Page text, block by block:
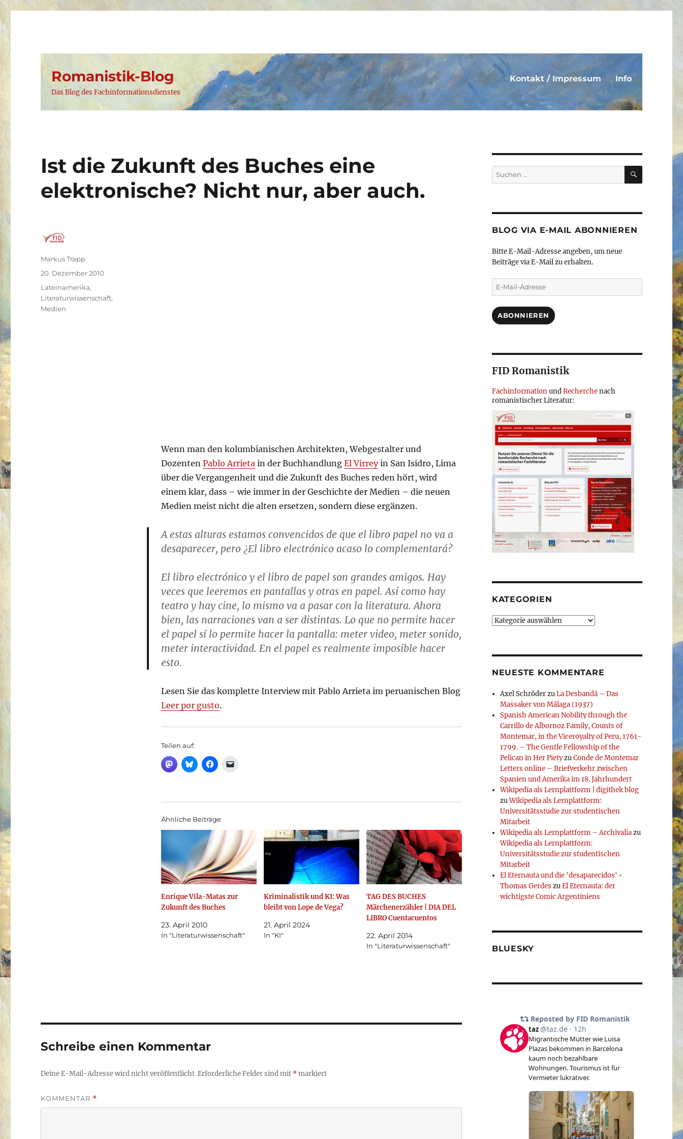
Romanistik-Blog
Das Blog des Fachinformationsdienstes
Kontakt / Impressum Info
Ist die Zukunft des Buches eine
elektronische? Nicht nur, aber auch.
Wenn man den kolumbianischen Architekten, Webgestalter und
Dozenten Pablo Arrietain der Buchhandlung El Virreyin San Isidro, Lima
über die Vergangenheit und die Zukunft des Buches reden hört, wird
einem klar, dass – wie immer in der Geschichte der Medien – die neuen
Medien meist nicht die alten ersetzen, sondern diese ergänzen.
A estas alturas estamos convencidos de que el libro papel no va a
desaparecer, pero ¿El libro electrónico acaso lo complementará?
El libro electrónico y el libro de papel son grandes amigos. Hay
veces que leeremos en pantallas y otras en papel. Así como hay
teatro y hay cine, lo mismo va a pasar con la literatura. Ahora
bien, las narraciones van a ser distintas. Lo que no permite hacer
el papel sí lo permite hacer la pantalla: meter video, meter sonido,
meter interactividad. En el papel es realmente imposible hacer
esto.
Lesen Sie das komplette Interview mit Pablo Arrieta im peruanischen Blog
Leer por gusto.
Teilen auf:
Ähnliche Beiträge
Enrique Vila-Matas zur
Zukunft des Buches
23. April 2010
In "Literaturwissenschaft"
Kriminalistik und KI: Was
bleibt von Lope de Vega?
21. April 2024
In "KI"
TAG DES BUCHES
Märchenerzähler | DIA DEL
LIBRO Cuentacuentos
22. April 2014
In "Literaturwissenschaft"
Autor
Markus Trapp
Veröffentlicht
20. Dezember 2010
Kategorien
Lateinamerika,
Literaturwissenschaft,
Medien
Schreibe einen Kommentar
Deine E-Mail-Adresse wird nicht veröffentlicht.Erforderliche Felder sind mit *markiert
KOMMENTAR *
Suche
nach:
SUCHEN
BLOG VIA E-MAIL ABONNIEREN
Bitte E-Mail-Adresse angeben, um neue
Beiträge via E-Mail zu erhalten.
E-
Mail-
ABONNIEREN
FID Romanistik
FachinformationundRecherchenach
romanistischer Literatur:
KATEGORIEN
Kategorien
NEUESTE KOMMENTARE
Axel SchröderzuLa Desbandá – Das
Massaker von Málaga (1937)
Spanish American Nobility through the
Carrillo de Albornoz Family, Counts of
Montemar, in the Viceroyalty of Peru, 1761-
1799. – The Gentle Fellowship of the
Pelican in Her PietyzuConde de Montemar
Letters online – Briefverkehr zwischen
Spanien und Amerika im 18. Jahrhundert
Wikipedia als Lernplattform | digithek blog
zuWikipedia als Lernplattform:
Universitätsstudie zur studentischen
Mitarbeit
Wikipedia als Lernplattform – Archivaliazu
Wikipedia als Lernplattform:
Universitätsstudie zur studentischen
Mitarbeit
El Eternauta und die 'desaparecidos' •
Thomas Gerdes zuEl Eternauta: der
wichtigste Comic Argentiniens
BLUESKY